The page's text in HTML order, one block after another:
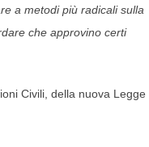
a metodi più radicali sulla
che approvino certi
Civili, della nuova Legge